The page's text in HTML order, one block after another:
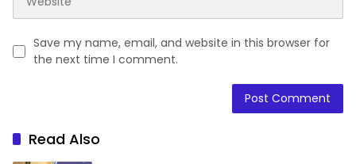
Save my name, email, and website in this browser for
the next time I comment.
Read Also